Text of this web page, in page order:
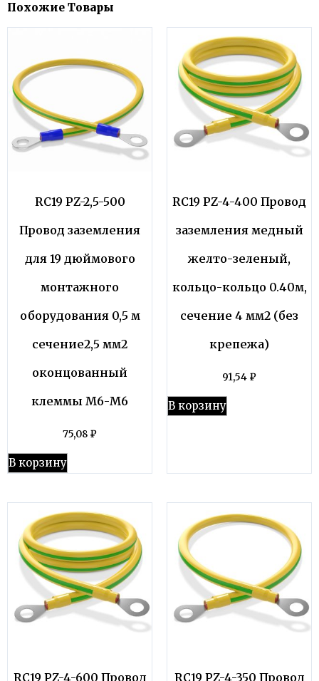
Похожие Товары
RC19 PZ-2,5-500
Провод заземления
для 19 дюймового
монтажного
оборудования 0,5 м
сечение2,5 мм2
оконцованный
клеммы М6-М6
75,08 ₽
В корзину
RC19 PZ-4-400 Провод
заземления медный
желто-зеленый,
кольцо-кольцо 0.40м,
сечение 4 мм2 (без
крепежа)
91,54 ₽
В корзину
RC19 PZ-4-600 Провод RC19 PZ-4-350 Провод